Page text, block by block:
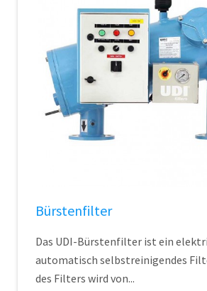
Bürstenfilter
Das UDI-Bürstenfilter ist ein
automatisch selbstreinigendes
des Filters wird von...